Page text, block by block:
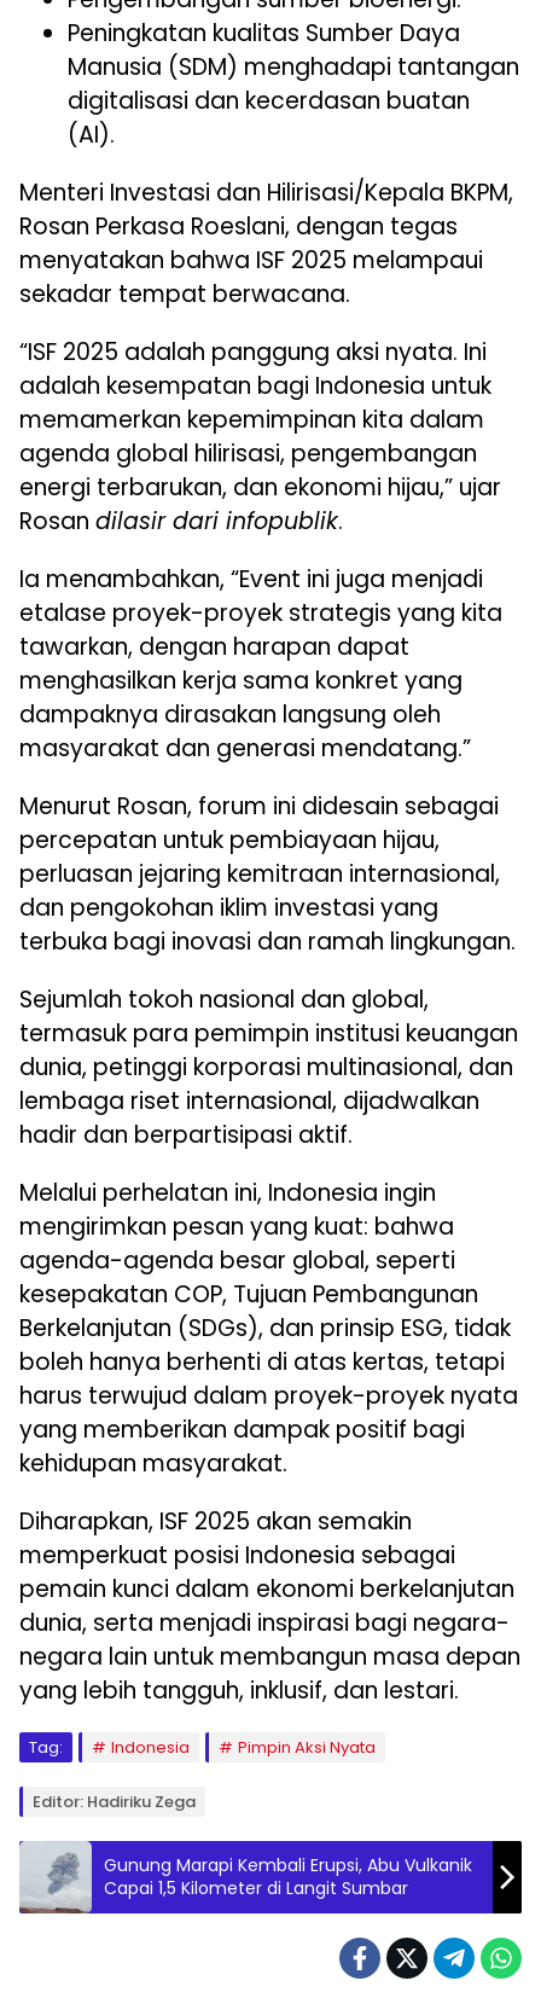
Peningkatan kualitas Sumber Daya
Manusia (SDM) menghadapi tantangan
digitalisasi dan kecerdasan buatan
(AI).
Menteri Investasi dan Hilirisasi/Kepala BKPM,
Rosan Perkasa Roeslani, dengan tegas
menyatakan bahwa ISF 2025 melampaui
sekadar tempat berwacana.
“ISF 2025 adalah panggung aksi nyata. Ini
adalah kesempatan bagi Indonesia untuk
memamerkan kepemimpinan kita dalam
agenda global hilirisasi, pengembangan
energi terbarukan, dan ekonomi hijau,” ujar
Rosan dilasir dari infopublik.
Ia menambahkan, “Event ini juga menjadi
etalase proyek-proyek strategis yang kita
tawarkan, dengan harapan dapat
menghasilkan kerja sama konkret yang
dampaknya dirasakan langsung oleh
masyarakat dan generasi mendatang.”
Menurut Rosan, forum ini didesain sebagai
percepatan untuk pembiayaan hijau,
perluasan jejaring kemitraan internasional,
dan pengokohan iklim investasi yang
terbuka bagi inovasi dan ramah lingkungan.
Sejumlah tokoh nasional dan global,
termasuk para pemimpin institusi keuangan
dunia, petinggi korporasi multinasional, dan
lembaga riset internasional, dijadwalkan
hadir dan berpartisipasi aktif.
Melalui perhelatan ini, Indonesia ingin
mengirimkan pesan yang kuat: bahwa
agenda-agenda besar global, seperti
kesepakatan COP, Tujuan Pembangunan
Berkelanjutan (SDGs), dan prinsip ESG, tidak
boleh hanya berhenti di atas kertas, tetapi
harus terwujud dalam proyek-proyek nyata
yang memberikan dampak positif bagi
kehidupan masyarakat.
Diharapkan, ISF 2025 akan semakin
memperkuat posisi Indonesia sebagai
pemain kunci dalam ekonomi berkelanjutan
dunia, serta menjadi inspirasi bagi negara-
negara lain untuk membangun masa depan
yang lebih tangguh, inklusif, dan lestari.
Tag: Indonesia Pimpin Aksi Nyata
Editor: Hadiriku Zega
Gunung Marapi Kembali Erupsi, Abu Vulkanik
Capai 1,5 Kilometer di Langit Sumbar